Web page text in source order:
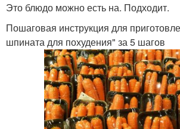
Это блюдо можно есть на. Подходит.
Пошаговая инструкция для
шпината для похудения" за 5 шагов